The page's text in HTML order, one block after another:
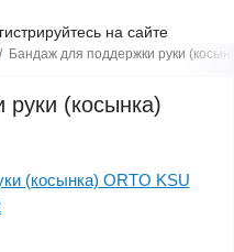
на сайте
Бандаж для поддержки руки
(косынка)